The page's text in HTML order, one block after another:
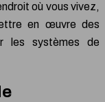
où vous vivez,
en œuvre des
les systèmes de